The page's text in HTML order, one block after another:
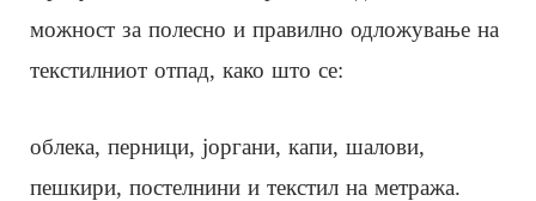
можност за полесно и правилно одложување на
текстилниот отпад, како што се:
облека, перници, јоргани, капи, шалови,
пешкири, постелнини и текстил на метража.